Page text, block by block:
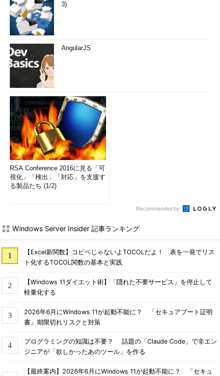
3)
AngularJS
RSA Conference 2016に見る「可
視化」「検出」「対応」を支援す
る製品たち (1/2)
Recommended by
Windows Server Insider 記事ランキング
【Excel新関数】コピペじゃないよTOCOLだよ！ 表を一発でリス
ト化するTOCOL関数の基本と実践
【Windows 11ダイエット術】「隠れた不要サービス」を停止して
軽量化する
2026年6月にWindows 11が起動不能に？ 「セキュアブート証明
書」期限切れリスクと対策
プログラミングの知識は不要？ 話題の「Claude Code」で非エン
ジニアが「欲しかったあのツール」を作る
【最終案内】2026年6月にWindows 11が起動不能に？ 「セキュ